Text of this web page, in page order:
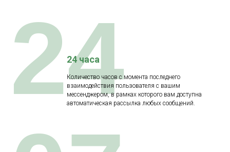
24 часа
Количество часов с момента последнего
взаимодействия пользователя с вашим
мессенджером, в рамках которого вам доступна
автоматическая рассылка любых сообщений.
24